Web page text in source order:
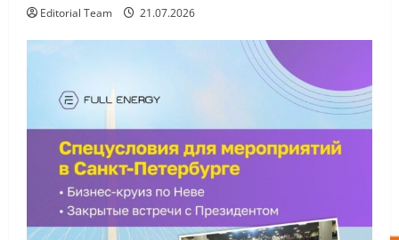
Editorial Team 21.07.2026